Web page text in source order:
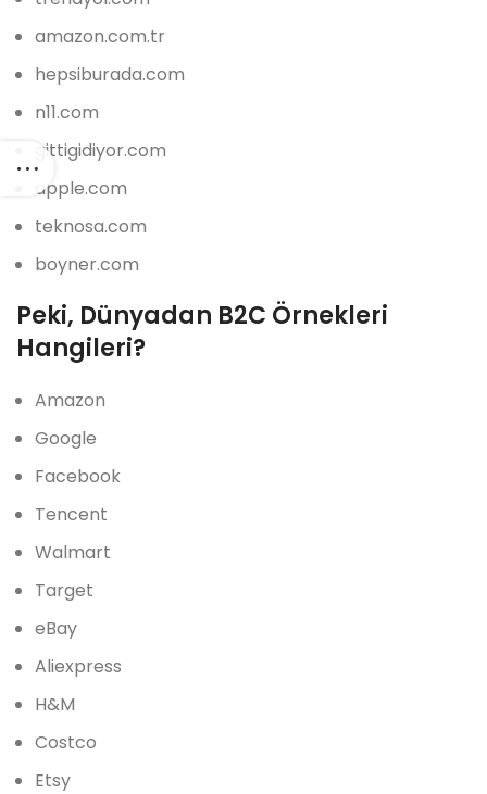
amazon.com.tr
hepsiburada.com
n11.com
gittigidiyor.com
apple.com
teknosa.com
boyner.com
Peki, Dünyadan B2C Örnekleri
Hangileri?
Amazon
Google
Facebook
Tencent
Walmart
Target
eBay
Aliexpress
H&M
Costco
Etsy